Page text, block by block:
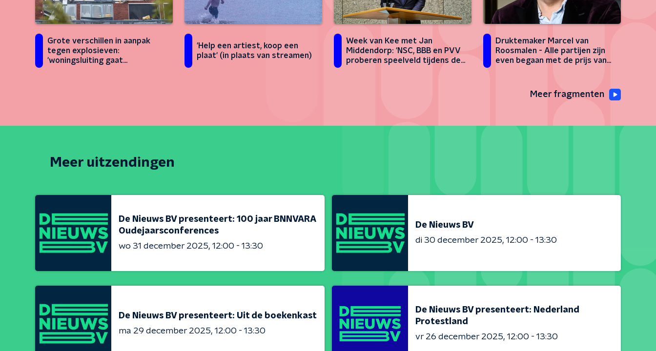
Grote verschillen in aanpak
tegen explosieven:
'woningsluiting gaat
'Help een artiest, koop een
plaat' (in plaats van streamen)
Week van Kee met Jan
Middendorp: 'NSC, BBB en PVV
proberen speelveld tijdens de
Druktemaker Marcel van
Roosmalen - Alle partijen zijn
even begaan met de prijs van
Meer fragmenten
Meer uitzendingen
De Nieuws BV presenteert: 100 jaar BNNVARA
Oudejaarsconferences
wo 31 december 2025 12:00 - 13:30
De Nieuws BV
di 30 december 2025 12:00 - 13:30
De Nieuws BV presenteert: Uit de boekenkast
ma 29 december 2025 12:00 - 13:30
De Nieuws BV presenteert: Nederland
Protestland
vr 26 december 2025 12:00 - 13:30